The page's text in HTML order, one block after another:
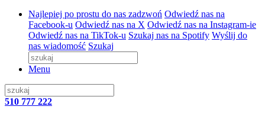
Najlepiej po prostu do nas zadzwoń Odwiedź nas na
Facebook-u Odwiedź nas na X Odwiedź nas na Instagram-ie
Odwiedź nas na TikTok-u Szukaj nas na Spotify Wyślij do
nas wiadomość Szukaj
Menu
510 777 222